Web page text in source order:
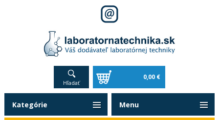
Hľadať
0,00 €
Kategórie Menu